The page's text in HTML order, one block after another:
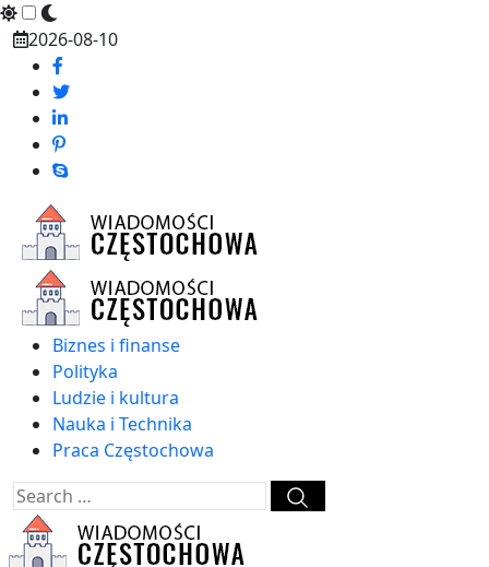
Skip
content
2026-08-10
Biznes i finanse
Polityka
Ludzie i kultura
Nauka i Technika
Praca Częstochowa